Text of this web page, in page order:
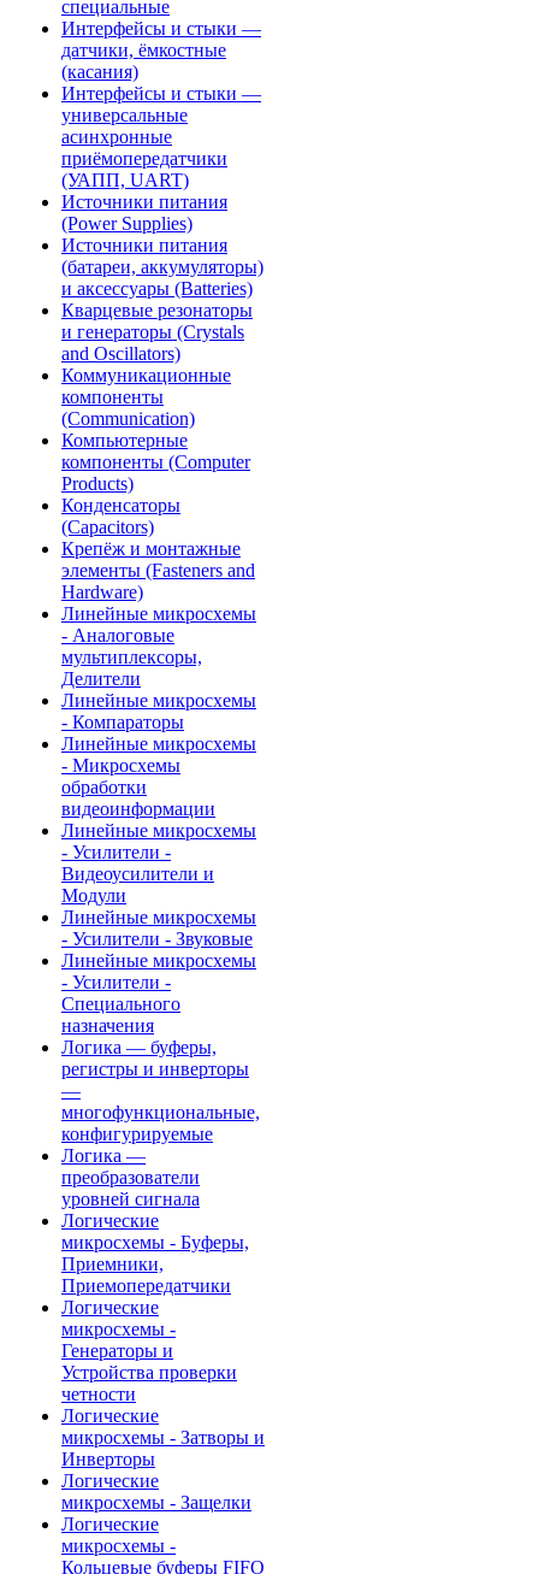
специальные
Интерфейсы и стыки —
датчики, ёмкостные
(касания)
Интерфейсы и стыки —
универсальные
асинхронные
приёмопередатчики
(УАПП, UART)
Источники питания
(Power Supplies)
Источники питания
(батареи, аккумуляторы)
и аксессуары (Batteries)
Кварцевые резонаторы
и генераторы (Crystals
and Oscillators)
Коммуникационные
компоненты
(Communication)
Компьютерные
компоненты (Computer
Products)
Конденсаторы
(Capacitors)
Крепёж и монтажные
элементы (Fasteners and
Hardware)
Линейные микросхемы
- Аналоговые
мультиплексоры,
Делители
Линейные микросхемы
- Компараторы
Линейные микросхемы
- Микросхемы
обработки
видеоинформации
Линейные микросхемы
- Усилители -
Видеоусилители и
Модули
Линейные микросхемы
- Усилители - Звуковые
Линейные микросхемы
- Усилители -
Специального
назначения
Логика — буферы,
регистры и инверторы
—
многофункциональные,
конфигурируемые
Логика —
преобразователи
уровней сигнала
Логические
микросхемы - Буферы,
Приемники,
Приемопередатчики
Логические
микросхемы -
Генераторы и
Устройства проверки
четности
Логические
микросхемы - Затворы и
Инверторы
Логические
микросхемы - Защелки
Логические
микросхемы -
Кольцевые буферы FIFO